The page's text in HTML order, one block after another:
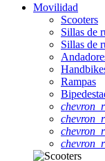
Movilidad
Scooters
Sillas de
Sillas de
Rampas